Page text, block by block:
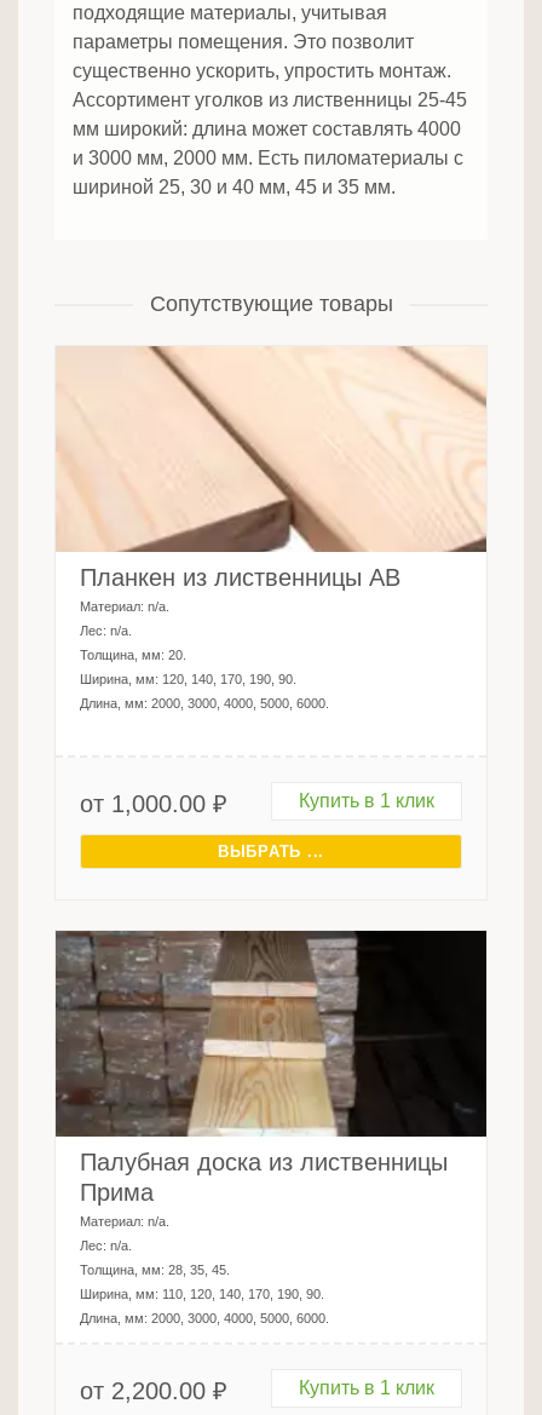
подходящие материалы, учитывая
параметры помещения. Это позволит
существенно ускорить, упростить монтаж.
Ассортимент уголков из лиственницы 25-45
мм широкий: длина может составлять 4000
и 3000 мм, 2000 мм. Есть пиломатериалы с
шириной 25, 30 и 40 мм, 45 и 35 мм.
Сопутствующие товары
Планкен из лиственницы AB
Материал: n/a
Лес: n/a
Толщина, мм: 20
Ширина, мм: 120, 140, 170, 190, 90
Длина, мм: 2000, 3000, 4000, 5000, 6000
от 1,000.00 ₽ Купить в 1 клик
ВЫБРАТЬ ...
Палубная доска из лиственницы
Прима
Материал: n/a
Лес: n/a
Толщина, мм: 28, 35, 45
Ширина, мм: 110, 120, 140, 170, 190, 90
Длина, мм: 2000, 3000, 4000, 5000, 6000
от 2,200.00 ₽ Купить в 1 клик